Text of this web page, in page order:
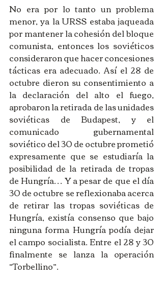
No era por lo tanto un problema
menor, ya la URSS estaba jaqueada
por mantener la cohesión del bloque
comunista, entonces los soviéticos
consideraron que hacer concesiones
tácticas era adecuado. Así el 28 de
octubre dieron su consentimiento a
la declaración del alto el fuego,
aprobaron la retirada de las unidades
soviéticas de Budapest, y el
comunicado gubernamental
soviético del 30 de octubre prometió
expresamente que se estudiaría la
posibilidad de la retirada de tropas
de Hungría… Y a pesar de que el día
30 de octubre se reflexionaba acerca
de retirar las tropas soviéticas de
Hungría, existía consenso que bajo
ninguna forma Hungría podía dejar
el campo socialista. Entre el 28 y 30
finalmente se lanza la operación
“Torbellino”.